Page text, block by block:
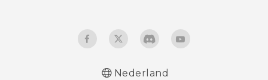
Nederland